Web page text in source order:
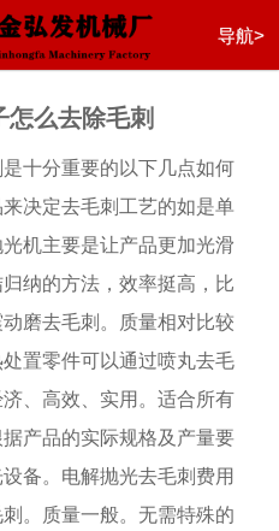
首页
公司介绍
加工类别
新闻中心
留言中心
联系我们
导航>
怎么去除毛刺
十分重要的以下几点如何
决定去毛刺工艺的如是单
机主要是让产品更加光滑
纳的方法，效率挺高，比
磨去毛刺。质量相对比较
置零件可以通过喷丸去毛
、高效、实用。适合所有
产品的实际规格及产量要
备。电解抛光去毛刺费用
。质量一般。无需特殊的